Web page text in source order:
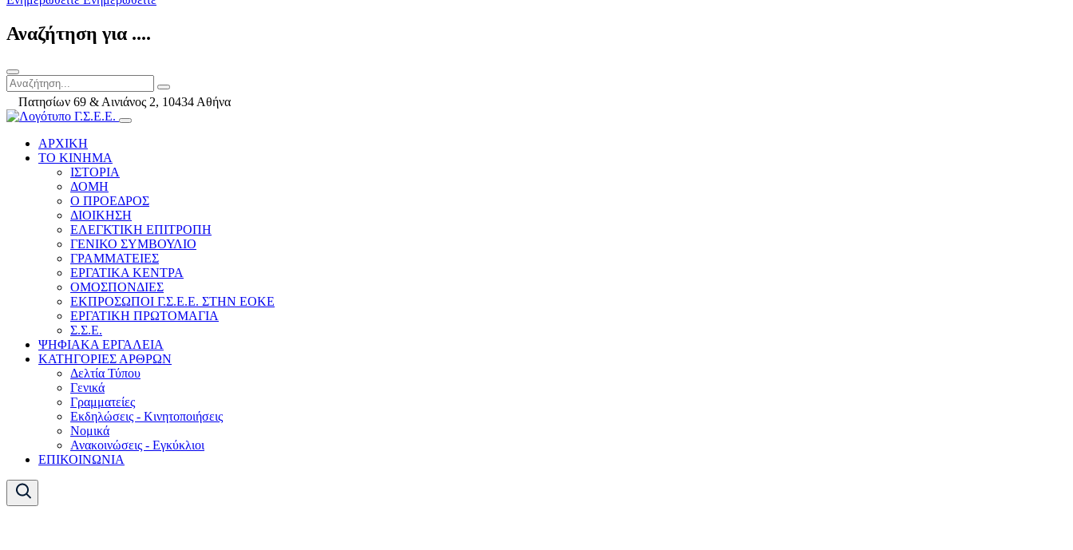
Αναζήτηση για ....
Πατησίων 69 & Αινιάνος 2, 10434 Αθήνα
ΑΡΧΙΚΗ
ΤΟ ΚΙΝΗΜΑ
ΙΣΤΟΡΙΑ
ΔΟΜΗ
Ο ΠΡΟΕΔΡΟΣ
ΔΙΟΙΚΗΣΗ
ΕΛΕΓΚΤΙΚΗ ΕΠΙΤΡΟΠΗ
ΓΕΝΙΚΟ ΣΥΜΒΟΥΛΙΟ
ΓΡΑΜΜΑΤΕΙΕΣ
ΕΡΓΑΤΙΚΑ ΚΕΝΤΡΑ
ΟΜΟΣΠΟΝΔΙΕΣ
ΕΚΠΡΟΣΩΠΟΙ Γ.Σ.Ε.Ε. ΣΤΗΝ ΕΟΚΕ
ΕΡΓΑΤΙΚΗ ΠΡΩΤΟΜΑΓΙΑ
Σ.Σ.Ε.
ΨΗΦΙΑΚΑ ΕΡΓΑΛΕΙΑ
ΚΑΤΗΓΟΡΙΕΣ ΑΡΘΡΩΝ
Δελτία Τύπου
Γενικά
Γραμματείες
Εκδηλώσεις - Κινητοποιήσεις
Νομικά
Ανακοινώσεις - Εγκύκλιοι
ΕΠΙΚΟΙΝΩΝΙΑ